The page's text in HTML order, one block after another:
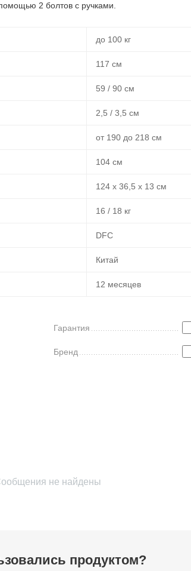
2 болтов с ручками.
до 100 кг
117 см
59 / 90 см
2,5 / 3,5 см
от 190 до 218 см
104 см
124 х 36,5 х 13 см
16 / 18 кг
DFC
Китай
12 месяцев
Гарантия
Бренд
не найдены
продуктом?